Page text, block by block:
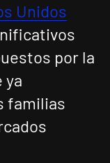
Unidos
por la
ya
familias